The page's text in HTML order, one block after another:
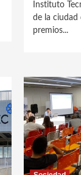
Instituto
de la ciudad
premios...